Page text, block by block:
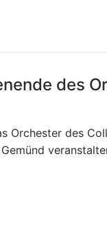
des
Orchester des